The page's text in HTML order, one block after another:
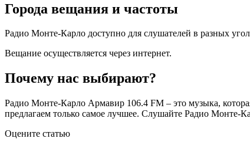
Города вещания и частоты
Радио Монте-Карло доступно для слушателей в разных
Вещание осуществляется через интернет.
Почему нас выбирают?
Радио Монте-Карло Армавир 106.4 FM – это музыка,
предлагаем только самое лучшее. Слушайте Радио Монте-
Оцените статью